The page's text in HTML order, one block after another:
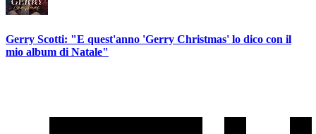
Gerry Scotti: "E quest'anno 'Gerry Christmas' lo dico con il
mio album di Natale"